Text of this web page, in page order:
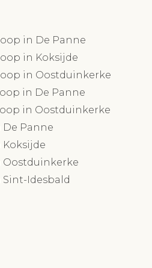
in De Panne
in Koksijde
in Oostduinkerke
in De Panne
in Oostduinkerke
Panne
Oostduinkerke
Idesbald